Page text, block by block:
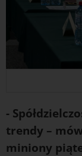
-
trendy –
miniony